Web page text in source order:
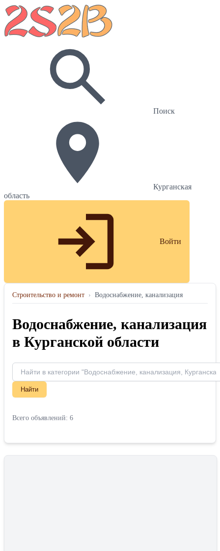
Поиск
Курганская
область
Войти
Строительство и ремонт › Водоснабжение, канализация
Водоснабжение, канализация
в Курганской области
Найти
Всего объявлений: 6